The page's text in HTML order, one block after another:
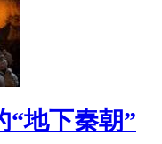
“地下秦朝”